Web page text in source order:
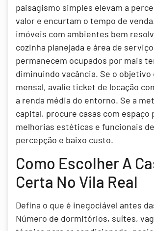
paisagismo simples elevam a
valor e encurtam o tempo de
imóveis com ambientes bem
cozinha planejada e área de
permanecem ocupados por mais
diminuindo vacância. Se o objetivo
mensal, avalie ticket de locação
a renda média do entorno. Se a
capital, procure casas com espaço
melhorias estéticas e funcionais
percepção e baixo custo.
Como Escolher A
Certa No Vila Real
Defina o que é inegociável antes
Número de dormitórios, suítes,